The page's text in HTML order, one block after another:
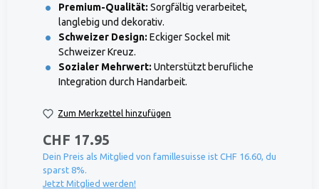
Premium-Qualität: Sorgfältig verarbeitet,
langlebig und dekorativ.
Schweizer Design: Eckiger Sockel mit
Schweizer Kreuz.
Sozialer Mehrwert: Unterstützt berufliche
Integration durch Handarbeit.
Zum Merkzettel hinzufügen
CHF 17.95
Dein Preis als Mitglied von famillesuisse ist CHF 16.60, du
sparst 8%.
Jetzt Mitglied werden!